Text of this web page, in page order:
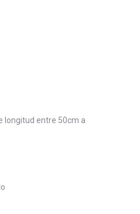
longitud entre 50cm a